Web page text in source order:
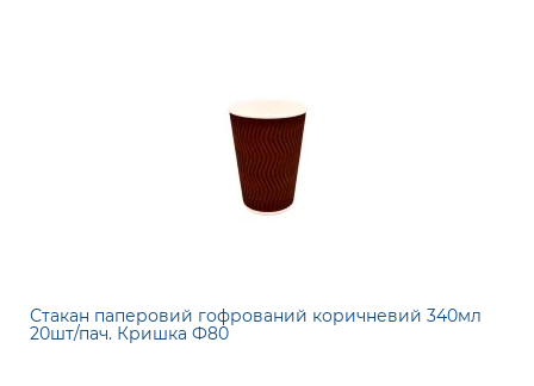
Стакан паперовий гофрований коричневий 340мл
20шт/пач. Кришка Ф80